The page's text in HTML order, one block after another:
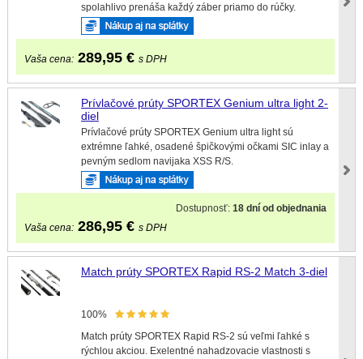
spolahlivo prenáša každý záber priamo do rúčky.
Vaša cena: 289,95 € s DPH
Prívlačové prúty SPORTEX Genium ultra light 2-
diel
Prívlačové prúty SPORTEX Genium ultra light sú
extrémne ľahké, osadené špičkovými očkami SIC inlay a
pevným sedlom navijaka XSS R/S.
Dostupnosť:18 dní od objednania
Vaša cena: 286,95 € s DPH
Match prúty SPORTEX Rapid RS-2 Match 3-diel
100%
Match prúty SPORTEX Rapid RS-2 sú veľmi ľahké s
rýchlou akciou. Exelentné nahadzovacie vlastnosti s